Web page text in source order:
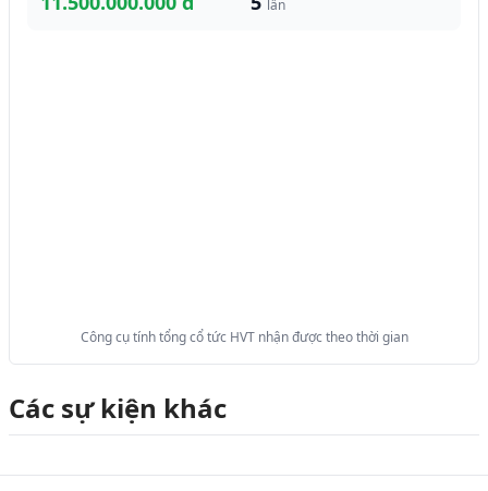
lần
Công cụ tính tổng cổ tức HVT nhận được theo thời gian
Các sự kiện khác